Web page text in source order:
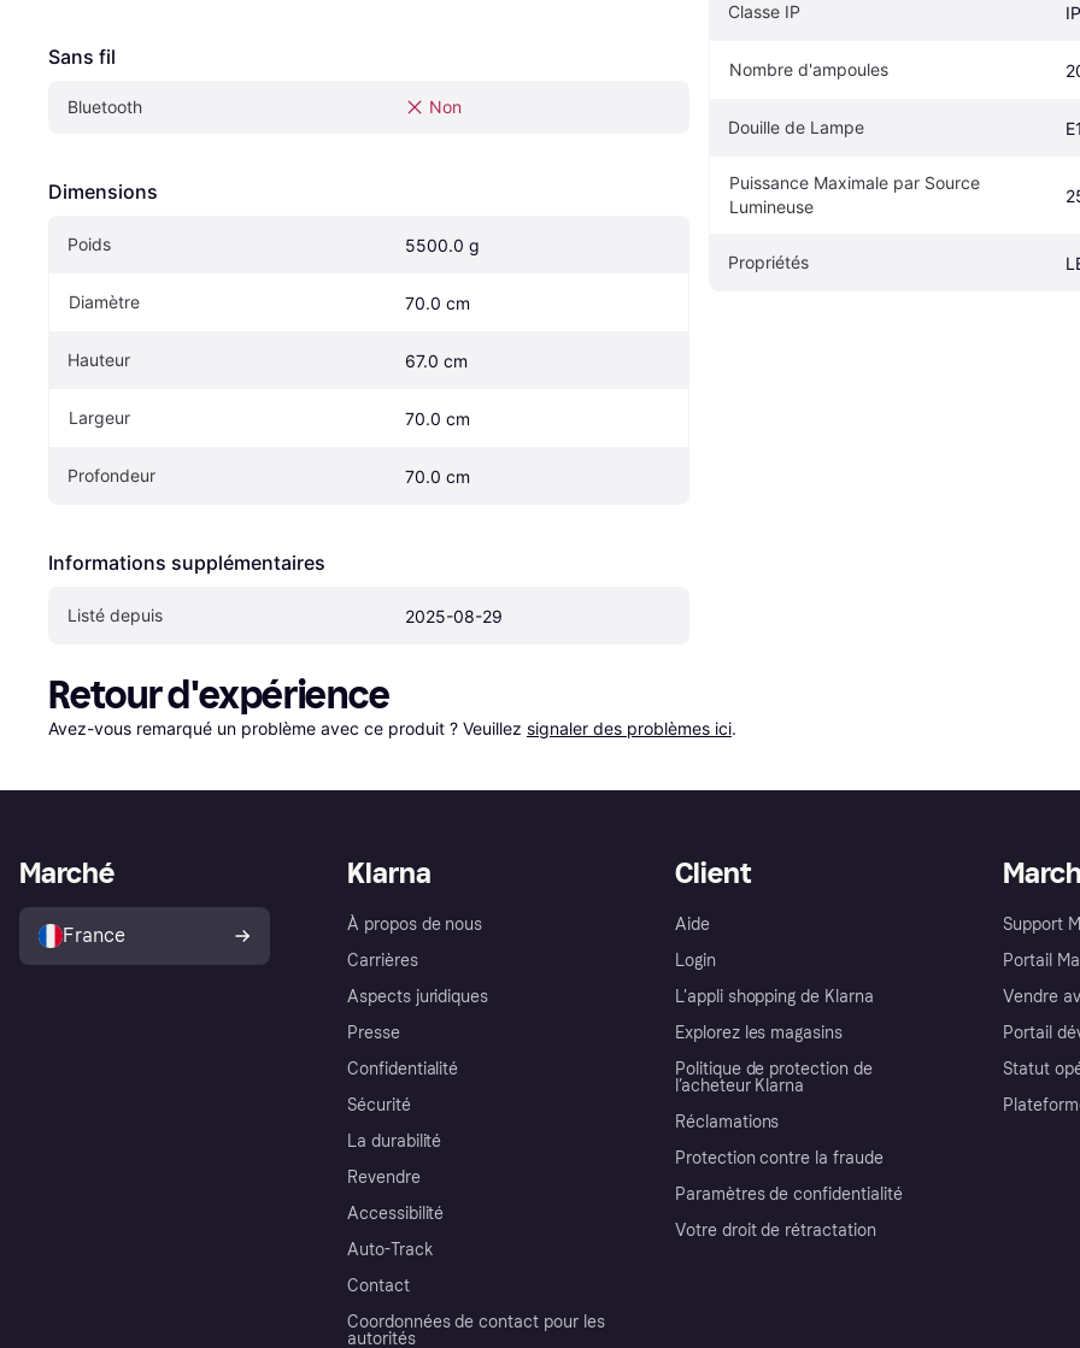
Sans fil
Bluetooth Non
Dimensions
Poids 5500.0 g
Diamètre 70.0 cm
Hauteur 67.0 cm
Largeur 70.0 cm
Profondeur 70.0 cm
Informations supplémentaires
Listé depuis 2025-08-29
Classe IP
Nombre d'ampoules
Douille de Lampe
Puissance Maximale par Source
Lumineuse
Propriétés
Retour d'expérience
Avez-vous remarqué un problème avec ce produit ? Veuillez signaler des problèmes ici.
Klarna
À propos de nous
Carrières
Aspects juridiques
Presse
Confidentialité
Sécurité
La durabilité
Revendre
Accessibilité
Auto-Track
Contact
Coordonnées de contact pour les
autorités
Client
Aide
Login
L'appli shopping de Klarna
Explorez les magasins
Politique de protection de
l’acheteur Klarna
Réclamations
Protection contre la fraude
Paramètres de confidentialité
Votre droit de rétractation
Support
Portail
Vendre
Portail
Statut
Marché
France